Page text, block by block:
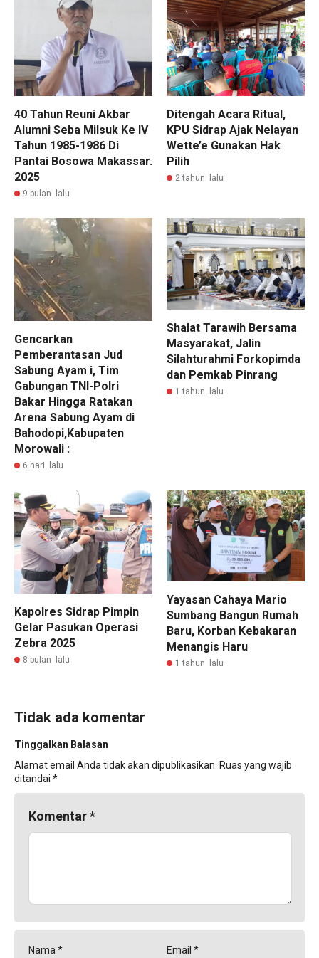
40 Tahun Reuni Akbar
Alumni Seba Milsuk Ke IV
Tahun 1985-1986 Di
Pantai Bosowa Makassar.
2025
9 bulan lalu
Ditengah Acara Ritual,
KPU Sidrap Ajak Nelayan
Wette’e Gunakan Hak
Pilih
2 tahun lalu
Gencarkan
Pemberantasan Jud
Sabung Ayam i, Tim
Gabungan TNI-Polri
Bakar Hingga Ratakan
Arena Sabung Ayam di
Bahodopi,Kabupaten
Morowali :
6 hari lalu
Shalat Tarawih Bersama
Masyarakat, Jalin
Silahturahmi Forkopimda
dan Pemkab Pinrang
1 tahun lalu
Kapolres Sidrap Pimpin
Gelar Pasukan Operasi
Zebra 2025
8 bulan lalu
Yayasan Cahaya Mario
Sumbang Bangun Rumah
Baru, Korban Kebakaran
Menangis Haru
1 tahun lalu
Tidak ada komentar
Tinggalkan Balasan
Alamat email Anda tidak akan dipublikasikan. Ruas yang wajib
ditandai *
Komentar*
Nama* Email *